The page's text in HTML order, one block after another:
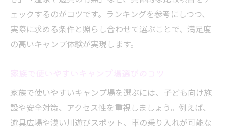
ェックするのがコツです。ランキングを参考にしつつ、
実際に求める条件と照らし合わせて選ぶことで、満足度
の高いキャンプ体験が実現します。
家族で使いやすいキャンプ場を選ぶには、子ども向け施
設や安全対策、アクセス性を重視しましょう。例えば、
遊具広場や浅い川遊びスポット、車の乗り入れが可能な